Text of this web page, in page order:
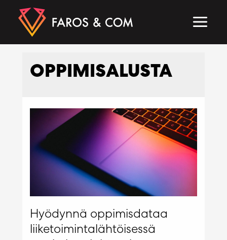
sisältöön
OPPIMISALUSTA
Hyödynnä oppimisdataa
liiketoimintalähtöisessä